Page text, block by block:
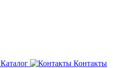
Каталог Контакты